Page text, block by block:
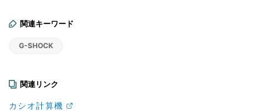
関連キーワード
G-SHOCK
関連リンク
カシオ計算機